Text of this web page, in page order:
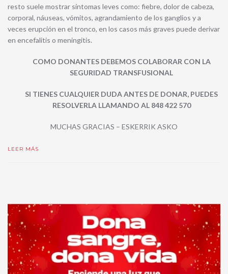
resto suele mostrar síntomas leves como: fiebre, dolor de cabeza,
corporal, náuseas, vómitos, agrandamiento de los ganglios y a
veces erupción en el tronco, en los casos más graves puede derivar
en encefalitis o meningitis.
COMO DONANTES DEBEMOS COLABORAR CON LA
SEGURIDAD TRANSFUSIONAL
SI TIENES CUALQUIER DUDA ANTES DE DONAR, PUEDES
RESOLVERLA LLAMANDO AL 848 422 570
MUCHAS GRACIAS – ESKERRIK ASKO
LEER MÁS